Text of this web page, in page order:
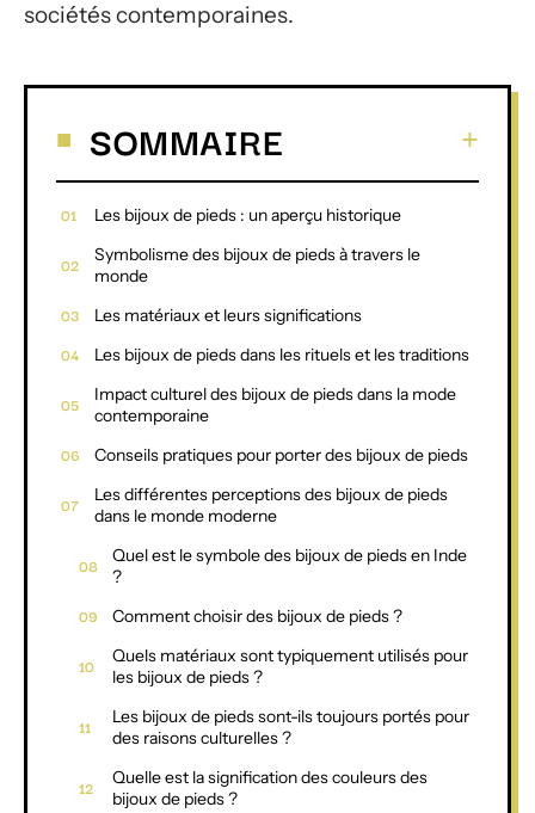
sociétés contemporaines.
SOMMAIRE
Les bijoux de pieds : un aperçu historique
Symbolisme des bijoux de pieds à travers le
monde
Les matériaux et leurs significations
Les bijoux de pieds dans les rituels et les traditions
Impact culturel des bijoux de pieds dans la mode
contemporaine
Conseils pratiques pour porter des bijoux de pieds
Les différentes perceptions des bijoux de pieds
dans le monde moderne
Quel est le symbole des bijoux de pieds en Inde
?
Comment choisir des bijoux de pieds ?
Quels matériaux sont typiquement utilisés pour
les bijoux de pieds ?
Les bijoux de pieds sont-ils toujours portés pour
des raisons culturelles ?
Quelle est la signification des couleurs des
bijoux de pieds ?